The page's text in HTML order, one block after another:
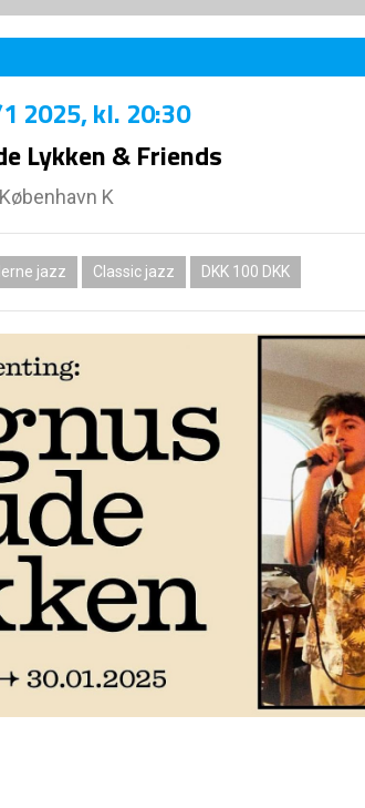
2025, kl. 20:30
Lykken & Friends
K
jazz Classic jazz DKK 100 DKK